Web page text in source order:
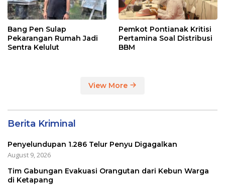
Bang Pen Sulap
Pekarangan Rumah Jadi
Sentra Kelulut
Pemkot Pontianak Kritisi
Pertamina Soal Distribusi
BBM
View More
Berita Kriminal
Penyelundupan 1.286 Telur Penyu Digagalkan
August 9, 2026
Tim Gabungan Evakuasi Orangutan dari Kebun Warga
di Ketapang